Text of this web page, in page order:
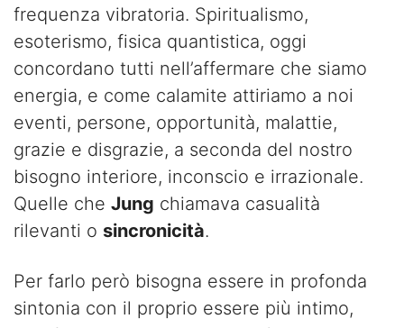
frequenza vibratoria. Spiritualismo,
esoterismo, fisica quantistica, oggi
concordano tutti nell’affermare che siamo
energia, e come calamite attiriamo a noi
eventi, persone, opportunità, malattie,
grazie e disgrazie, a seconda del nostro
bisogno interiore, inconscio e irrazionale.
Quelle che Jung chiamava casualità
rilevanti o sincronicità.
Per farlo però bisogna essere in profonda
sintonia con il proprio essere più intimo,